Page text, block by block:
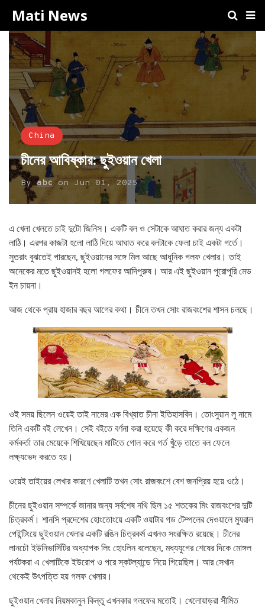
Mati News
China
চীনের আবিষ্কার: ছুইওয়ান খেলা
Byabcon Jun 01, 2025
এ খেলা খেলতে চাই দুটো জিনিস। একটি বল ও সেটাকে আঘাত করার জন্য একটা
লাঠি। এরপর কাজটা হলো লাঠি দিয়ে আঘাত করে বলটাকে ফেলা চাই একটা গর্তে।
সুতরাং বুঝতেই পারছেন, ছুইওয়ানের সঙ্গে মিল আছে আধুনিক গলফ খেলার। তাই
অনেকের মতে ছুইওয়ানই হলো গলফের আদিপুরুষ। আর এই ছুইওয়ান পুরোপুরি মেড
ইন চায়না।
আজ থেকে প্রায় হাজার বছর আগের কথা। চীনে তখন সোং রাজবংশের শাসন চলছে।
ওই সময় ছিলেন ওয়েই তাই নামের এক বিখ্যাত চীনা ইতিহাসবিদ। তোংসুয়ান লু নামে
তিনি একটি বই লেখেন। সেই বইতে বর্ণনা করা হয়েছে কী করে দক্ষিণের একজন
কর্মকর্তা তার মেয়েকে শিখিয়েছেন মাটিতে গোল করে গর্ত খুঁড়ে তাতে বল ফেলে
লক্ষ্যভেদ করতে হয়।
ওয়েই তাইয়ের লেখার কারণে খেলাটি তখন সোং রাজবংশে বেশ জনপ্রিয় হয়ে ওঠে।
চীনের ছুইওয়ান সম্পর্কে জানার জন্য সর্বশেষ নথি ছিল ১৫ শতকের মিং রাজবংশের দুটি
চিত্রকর্ম। শানসি প্রদেশের হোংতোংয়ে একটি ওয়াটার গড টেম্পলের দেওয়ালে ম্যুরাল
পেইন্টিংয়ে ছুইওয়ান খেলার একটি রঙিন চিত্রকর্ম এখনও সংরক্ষিত রয়েছে। চীনের
লানচৌ ইউনিভার্সিটির অধ্যাপক লিং হোংলিন বলেছেন, মধ্যযুগের শেষের দিকে মোঙ্গল
পর্যটকরা এ খেলাটিকে ইউরোপ ও পরে স্কটল্যান্ডে নিয়ে গিয়েছিল। আর সেখান
থেকেই উৎপত্তি হয় গলফ খেলার।
ছুইওয়ান খেলার নিয়মকানুন কিন্তু এখনকার গলফের মতোই। খেলোয়াড়রা সীমিত